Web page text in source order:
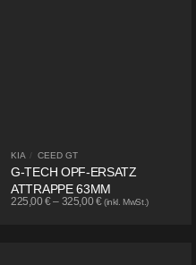
KIA / CEED GT
G-TECH OPF-ERSATZ
ATTRAPPE 63MM
225,00€– 325,00€ (inkl. MwSt.)